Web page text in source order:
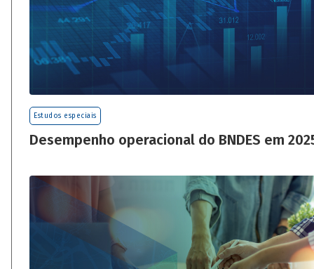
Estudos especiais
Desempenho operacional do BNDES em